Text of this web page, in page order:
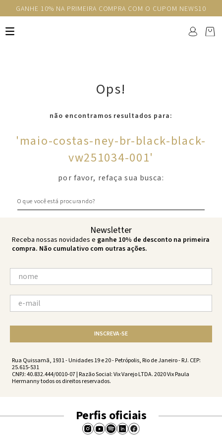
GANHE 10% NA PRIMEIRA COMPRA COM O CUPOM NEWS10
Ops!
não encontramos resultados para:
'maio-costas-ney-br-black-black-
vw251034-001'
por favor, refaça sua busca:
Newsletter
Receba nossas novidades e ganhe 10% de desconto na primeira
compra. Não cumulativo com outras ações.
INSCREVA-SE
Rua Quissamã, 1931 - Unidades 19 e 20 - Petrópolis, Rio de Janeiro - RJ. CEP:
25.615-531
CNPJ: 40.832.444/0010-07 | Razão Social: Vix Varejo LTDA. 2020 Vix Paula
Hermanny todos os direitos reservados.
Perfis oficiais